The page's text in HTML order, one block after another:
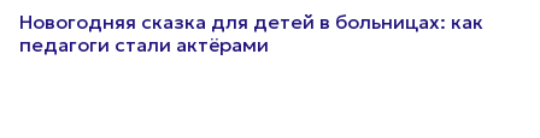
Новогодняя сказка для детей в больницах: как
педагоги стали актёрами